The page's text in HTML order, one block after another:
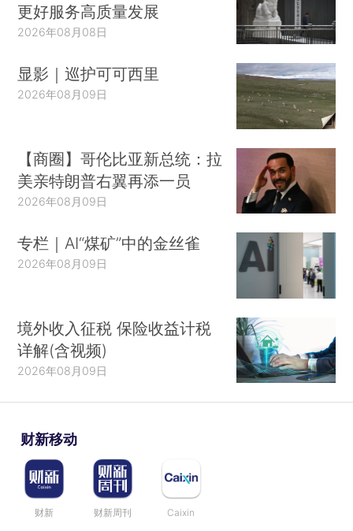
更好服务高质量发展
2026年08月08日
显影｜巡护可可西里
2026年08月09日
【商圈】哥伦比亚新总统：拉
美亲特朗普右翼再添一员
2026年08月09日
专栏｜AI“煤矿”中的金丝雀
2026年08月09日
境外收入征税 保险收益计税
详解(含视频)
2026年08月09日
财新移动
财新 财新周刊 Caixin